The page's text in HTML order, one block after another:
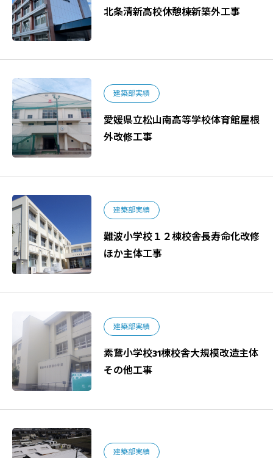
北条清新高校休憩棟新築外工事
建築部実績
愛媛県立松山南高等学校体育館屋根
外改修工事
建築部実績
難波小学校１２棟校舎長寿命化改修
ほか主体工事
建築部実績
素鵞小学校31棟校舎大規模改造主体
その他工事
建築部実績